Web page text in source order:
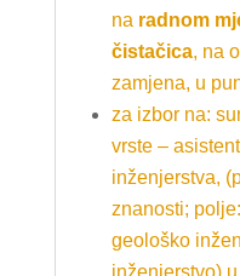
na radnom
čistačica, na
zamjena, u
za izbor na:
vrste –
inženjerstva,
znanosti;
geološko
inženjerstvo)